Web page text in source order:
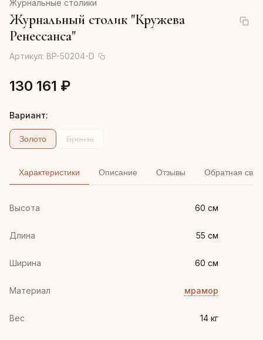
Журнальные столики
Журнальный столик "Кружева
Ренессанса"
Артикул: BP-50204-D
130 161 ₽
Вариант:
Золото Бронза
Характеристики Описание Отзывы Обратная
Высота 60 см
Длина 55 см
Ширина 60 см
Материал мрамор
Вес 14 кг